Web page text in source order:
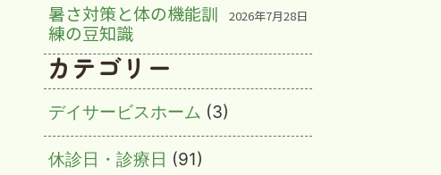
暑さ対策と体の機能訓
練の豆知識
2026年7月28日
カテゴリー
デイサービスホーム (3)
休診日・診療日 (91)